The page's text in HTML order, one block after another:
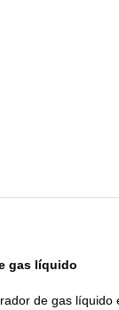
gas líquido
de gas